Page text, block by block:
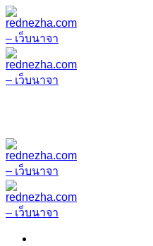
ข้าม
ไป
ยัง
เนื้อหา